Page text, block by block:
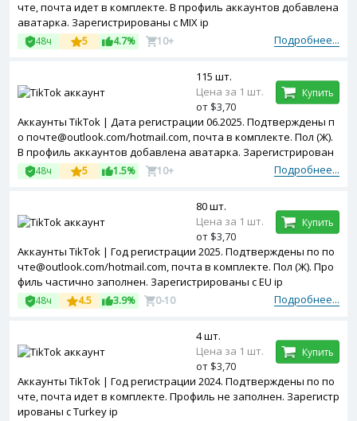
чте, почта идет в комплекте. В профиль аккаунтов добавлена
аватарка. Зарегистрированы с MIX ip
Подробнее...
48ч 5 4.7% 10+
Аккаунты TikTok | Дата регистрации 06.2025. Подтверждены п
о почте@outlook.com/hotmail.com, почта в комплекте. Пол (Ж).
В профиль аккаунтов добавлена аватарка. Зарегистрирован
ы с United Kingdom ip
Подробнее...
48ч 5 1.5% 10+
115 шт.
Цена за 1 шт.
от $3,70
Купить
Аккаунты TikTok | Год регистрации 2025. Подтверждены по по
чте@outlook.com/hotmail.com, почта в комплекте. Пол (Ж). Про
филь частично заполнен. Зарегистрированы с EU ip
Подробнее...
48ч 4.5 3.9% 0-10
80 шт.
Цена за 1 шт.
от $3,70
Купить
Аккаунты TikTok | Год регистрации 2024. Подтверждены по по
чте, почта идет в комплекте. Профиль не заполнен. Зарегистр
ированы с Turkey ip
4 шт.
Цена за 1 шт.
от $3,70
Купить